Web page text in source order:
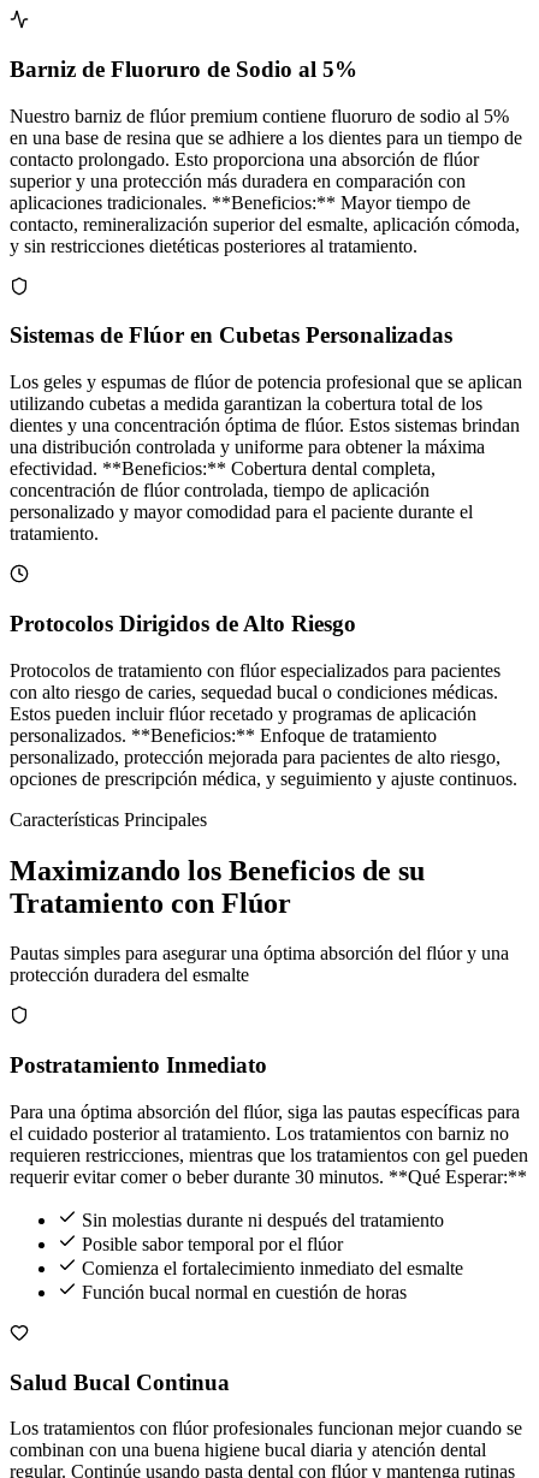
Barniz de Fluoruro de Sodio al 5%
Nuestro barniz de flúor premium contiene fluoruro de sodio al 5%
en una base de resina que se adhiere a los dientes para un tiempo de
contacto prolongado. Esto proporciona una absorción de flúor
superior y una protección más duradera en comparación con
aplicaciones tradicionales. **Beneficios:** Mayor tiempo de
contacto, remineralización superior del esmalte, aplicación cómoda,
y sin restricciones dietéticas posteriores al tratamiento.
Sistemas de Flúor en Cubetas Personalizadas
Los geles y espumas de flúor de potencia profesional que se aplican
utilizando cubetas a medida garantizan la cobertura total de los
dientes y una concentración óptima de flúor. Estos sistemas brindan
una distribución controlada y uniforme para obtener la máxima
efectividad. **Beneficios:** Cobertura dental completa,
concentración de flúor controlada, tiempo de aplicación
personalizado y mayor comodidad para el paciente durante el
tratamiento.
Protocolos Dirigidos de Alto Riesgo
Protocolos de tratamiento con flúor especializados para pacientes
con alto riesgo de caries, sequedad bucal o condiciones médicas.
Estos pueden incluir flúor recetado y programas de aplicación
personalizados. **Beneficios:** Enfoque de tratamiento
personalizado, protección mejorada para pacientes de alto riesgo,
opciones de prescripción médica, y seguimiento y ajuste continuos.
Características Principales
Maximizando los Beneficios de su
Tratamiento con Flúor
Pautas simples para asegurar una óptima absorción del flúor y una
protección duradera del esmalte
Postratamiento Inmediato
Para una óptima absorción del flúor, siga las pautas específicas para
el cuidado posterior al tratamiento. Los tratamientos con barniz no
requieren restricciones, mientras que los tratamientos con gel pueden
requerir evitar comer o beber durante 30 minutos. **Qué Esperar:**
Sin molestias durante ni después del tratamiento
Posible sabor temporal por el flúor
Comienza el fortalecimiento inmediato del esmalte
Función bucal normal en cuestión de horas
Salud Bucal Continua
Los tratamientos con flúor profesionales funcionan mejor cuando se
combinan con una buena higiene bucal diaria y atención dental
regular. Continúe usando pasta dental con flúor y mantenga rutinas